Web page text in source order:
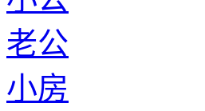
老公
小房